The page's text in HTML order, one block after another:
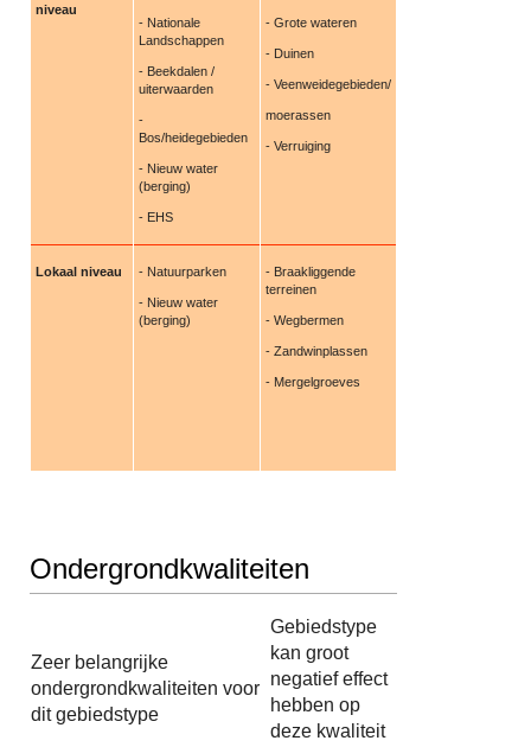
niveau
- Nationale
Landschappen
- Beekdalen /
uiterwaarden
-
Bos/heidegebieden
- Nieuw water
(berging)
- EHS
- Grote wateren
- Duinen
- Veenweidegebieden/
moerassen
- Verruiging
Lokaal niveau - Natuurparken
- Nieuw water
(berging)
- Braakliggende
terreinen
- Wegbermen
- Zandwinplassen
- Mergelgroeves
Ondergrondkwaliteiten
Zeer belangrijke
ondergrondkwaliteiten voor
dit gebiedstype
Gebiedstype
kan groot
negatief effect
hebben op
deze kwaliteit